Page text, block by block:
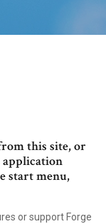
this site, or
application
start menu,
or support Forge